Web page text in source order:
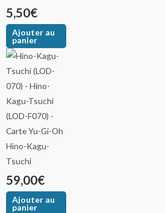
5,50€
Ajouter au
panier
Hino-Kagu-
Tsuchi
59,00€
Ajouter au
panier